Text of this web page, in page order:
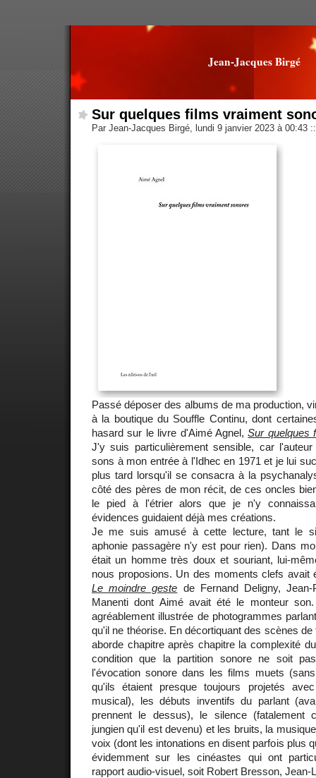
Jean-Jacques Birgé
Sur quelques films vraiment
Par Jean-Jacques Birgé, lundi 9 janvier 2023 à 00:43 ::
Passé déposer des albums de ma production,
à la boutique du Souffle Continu, dont
hasard sur le livre d'Aimé Agnel,Sur quelques
J'y suis particulièrement sensible, car
sons à mon entrée à l'Idhec en 1971 et je lui
plus tard lorsqu'il se consacra à la
côté des pères de mon récit, de ces oncles
le pied à l'étrier alors que je n'y
évidences guidaient déjà mes créations.
Je me suis amusé à cette lecture, tant le
aphonie passagère n'y est pour rien). Dans
était un homme très doux et souriant, lui-
nous proposions. Un des moments clefs avait
Le moindre geste de Fernand Deligny,
Manenti dont Aimé avait été le monteur
agréablement illustrée de photogrammes
qu'il ne théorise. En décortiquant des scènes
aborde chapitre après chapitre la complexité
condition que la partition sonore ne soit
l'évocation sonore dans les films muets
qu'ils étaient presque toujours projetés
musical), les débuts inventifs du parlant
prennent le dessus), le silence (fatalement
jungien qu'il est devenu) et les bruits, la
voix (dont les intonations en disent parfois plus
évidemment sur les cinéastes qui ont
rapport audio-visuel, soit Robert Bresson,